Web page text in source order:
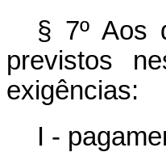
§ 7º Aos
previstos
exigências:
I -